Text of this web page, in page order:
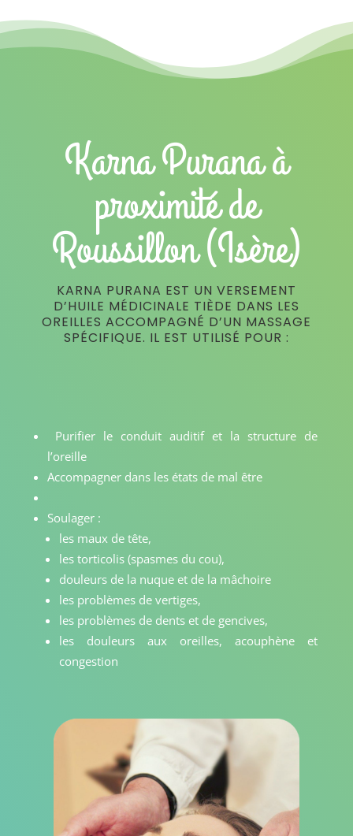
Karna Purana à
proximité de
Roussillon (Isère)
KARNA PURANA EST UN VERSEMENT
D’HUILE MÉDICINALE TIÈDE DANS LES
OREILLES ACCOMPAGNÉ D’UN MASSAGE
SPÉCIFIQUE. IL EST UTILISÉ POUR :
Purifier le conduit auditif et la structure de
l’oreille
Accompagner dans les états de mal être
Soulager :
les maux de tête,
les torticolis (spasmes du cou),
douleurs de la nuque et de la mâchoire
les problèmes de vertiges,
les problèmes de dents et de gencives,
les douleurs aux oreilles, acouphène et
congestion